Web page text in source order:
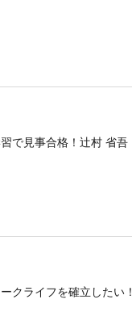
で見事合格！辻村 省吾
クライフを確立したい！